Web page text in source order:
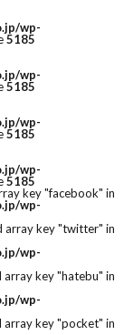
wp-
5185
wp-
5185
wp-
5185
wp-
5185
key "facebook" in
wp-
array key "twitter" in
wp-
array key "hatebu" in
wp-
array key "pocket" in